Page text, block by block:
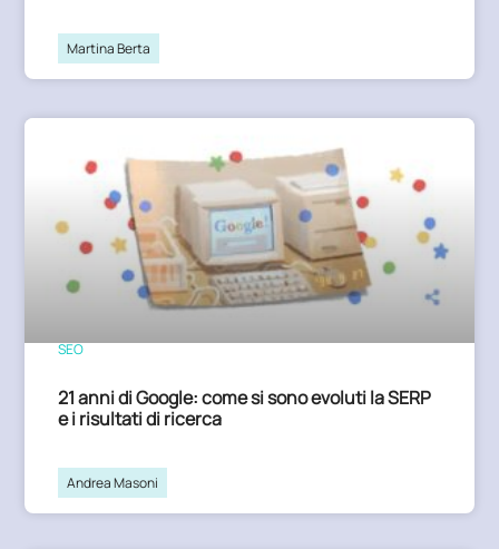
Martina Berta
SEO
21 anni di Google: come si sono evoluti la SERP
e i risultati di ricerca
Andrea Masoni